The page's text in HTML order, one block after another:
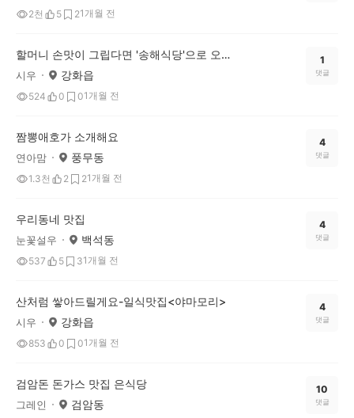
2천 5 21개월 전
할머니 손맛이 그립다면 '송해식당'으로 오세요
시우 강화읍
524 0 01개월 전
1
댓글
짬뽕애호가 소개해요
연아맘 풍무동
1.3천 2 21개월 전
4
댓글
우리동네 맛집
눈꽃설우 백석동
537 5 31개월 전
4
댓글
산처럼 쌓아드릴게요-일식맛집<야마모리>
시우 강화읍
853 0 01개월 전
4
댓글
검암돈 돈가스 맛집 은식당
그레인 검암동
10
댓글